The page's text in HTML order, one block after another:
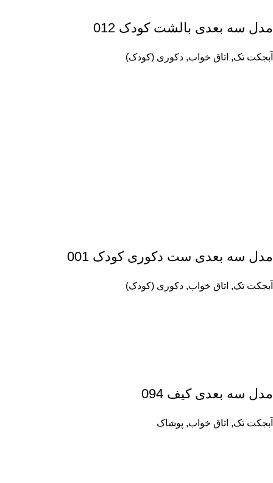
مدل سه بعدی بالشت کودک 012
آبجکت تک, اتاق خواب, دکوری (کودک)
مدل سه بعدی ست دکوری کودک 001
آبجکت تک, اتاق خواب, دکوری (کودک)
مدل سه بعدی کیف 094
آبجکت تک, اتاق خواب, پوشاک